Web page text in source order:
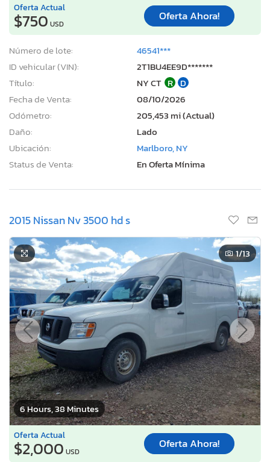
Oferta Actual
$750 USD
Oferta Ahora!
Número de lote:
46541***
ID vehicular (VIN):
2T1BU4EE9D*******
Título:
NY CT R D
Fecha de Venta:
08/10/2026
Odómetro:
205,453 mi (Actual)
Daño:
Lado
Ubicación:
Marlboro, NY
Status de Venta:
En Oferta Mínima
2015 Nissan Nv 3500 hd s
6 Hours, 38 Minutes
1/13
Oferta Actual
$2,000 USD
Oferta Ahora!